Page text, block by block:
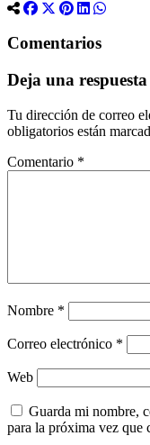
Comentarios
Deja una respuesta
Tu dirección de correo
obligatorios están
Comentario *
Nombre *
Correo electrónico *
Web
Guarda mi nombre,
para la próxima vez que